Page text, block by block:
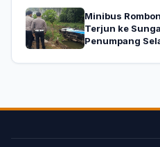
Minibus
Terjun ke
Penumpang